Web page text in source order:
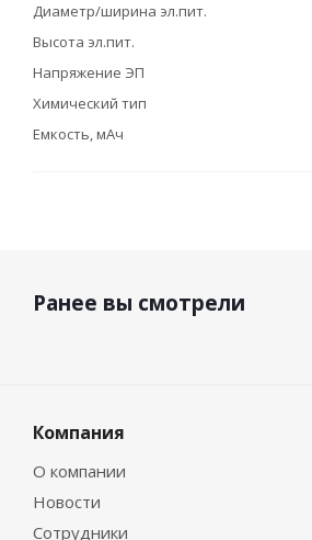
Диаметр/ширина эл.пит.
Высота эл.пит.
Напряжение ЭП
Химический тип
Емкость, мАч
Ранее вы смотрели
Компания
О компании
Новости
Сотрудники